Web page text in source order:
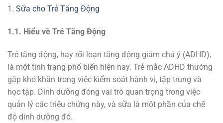
1. Sữa cho Trẻ Tăng Động
1.1. Hiểu về Trẻ Tăng Động
Trẻ tăng động, hay rối loạn tăng động giảm chú ý (ADHD),
là một tình trạng phổ biến hiện nay. Trẻ mắc ADHD thường
gặp khó khăn trong việc kiểm soát hành vi, tập trung và
học tập. Dinh dưỡng đóng vai trò quan trọng trong việc
quản lý các triệu chứng này, và sữa là một phần của chế
độ dinh dưỡng đó.